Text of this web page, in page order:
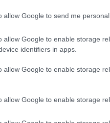
allow Google to send me
allow Google to enable storage
identifiers in apps.
allow Google to enable storage
allow Google to enable storage
συνέπεια το
που η Ελλάδα
αποκτούν
ρεύμα και στη
ότι όσο